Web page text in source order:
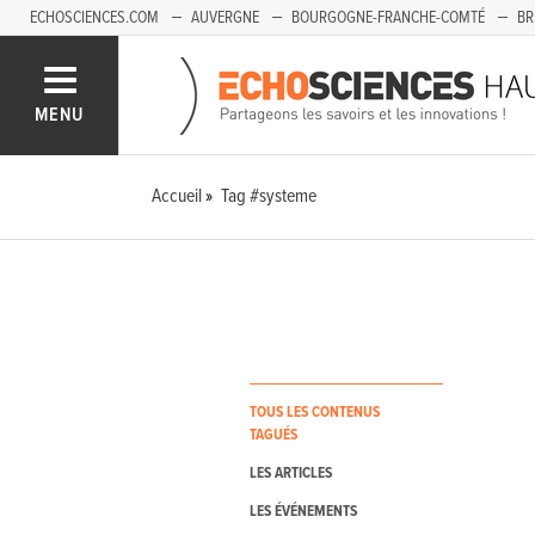
ECHOSCIENCES.COM AUVERGNE BOURGOGNE-FRANCHE-COMTÉ
SAVOIE MONT-BLANC
MENU
Accueil Tag #systeme
TOUS LES CONTENUS
TAGUÉS
LES ARTICLES
LES ÉVÉNEMENTS